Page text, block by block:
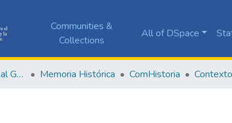
Communities &
Collections
All of DSpace
E. Producción Intelectual General Memoria Histórica ComHistoria